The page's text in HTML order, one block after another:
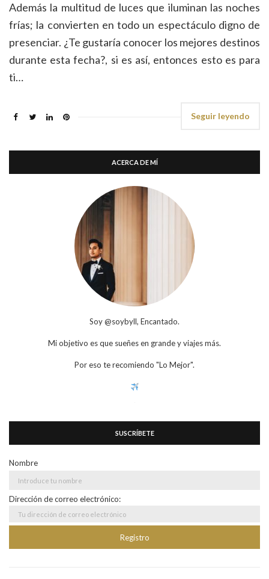
Además la multitud de luces que iluminan las noches
frías; la convierten en todo un espectáculo digno de
presenciar. ¿Te gustaría conocer los mejores destinos
durante esta fecha?, si es así, entonces esto es para
ti…
Seguir leyendo
ACERCA DE MÍ
Soy @soybyll, Encantado.
Mi objetivo es que sueñes en grande y viajes más.
Por eso te recomiendo "Lo Mejor".
SUSCRÍBETE
Nombre
Dirección de correo electrónico: